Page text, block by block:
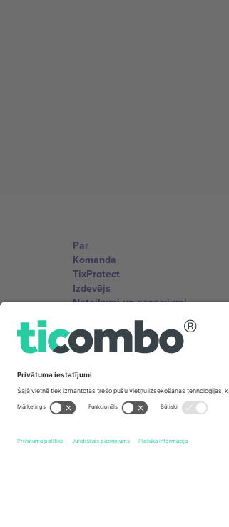
Par
Komanda
TixProtect
Izdevējs
Noteikumi un nosacījumi
Partneru programma